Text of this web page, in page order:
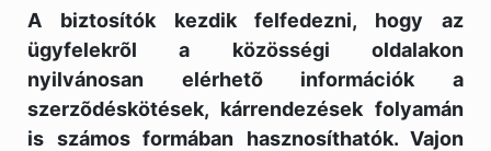
A biztosítók kezdik felfedezni, hogy az
ügyfelekrõl a közösségi oldalakon
nyilvánosan elérhetõ információk a
szerzõdéskötések, kárrendezések folyamán
is számos formában hasznosíthatók. Vajon